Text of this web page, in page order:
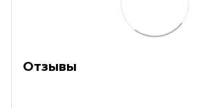
Отзывы